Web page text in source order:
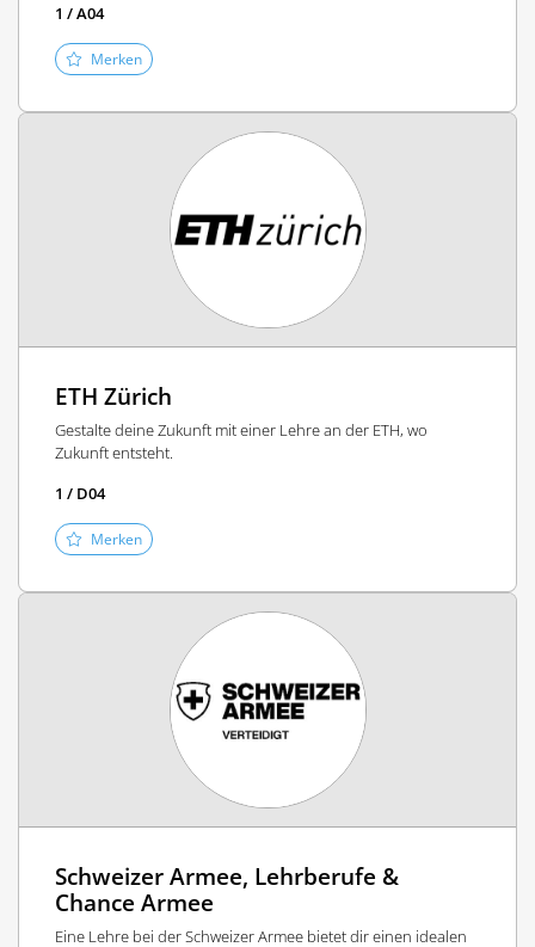
1 / A04
Merken
ETH Zürich
Gestalte deine Zukunft mit einer Lehre an der ETH, wo
Zukunft entsteht.
1 / D04
Merken
Schweizer Armee, Lehrberufe &
Chance Armee
Eine Lehre bei der Schweizer Armee bietet dir einen idealen